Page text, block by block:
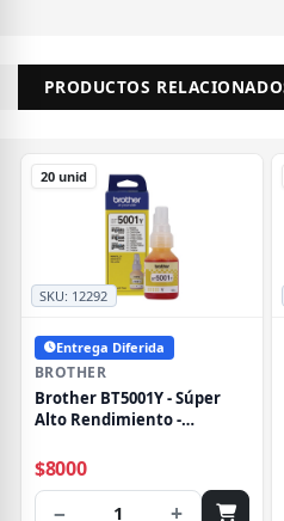
PRODUCTOS
SKU: 12292
20 unid
Entrega Diferida
BROTHER
Brother BT5001Y - Súper
Alto Rendimiento -
de tinta - para Brother DCP-
T300, DCP-T820DW, MFC-
$8000
− 1 +